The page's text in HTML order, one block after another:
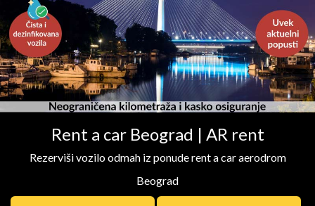
Rent a car Beograd | AR rent
Rezerviši vozilo odmah iz ponude rent a car aerodrom
Beograd